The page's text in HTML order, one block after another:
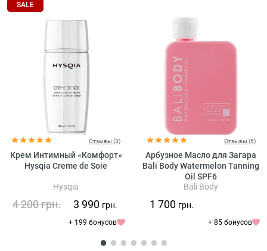
SALE
Отзывы (3)
Крем Интимный «Комфорт»
Hysqia Creme de Soie
Hysqia
4 200грн. 3 990 грн.
+ 199 бонусов
Отзывы (5)
Арбузное Масло для Загара
Bali Body Watermelon Tanning
Oil SPF6
Bali Body
1 700 грн.
+ 85 бонусов